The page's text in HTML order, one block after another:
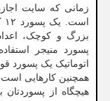
زمانی که سایت
بزرگ و کوچک،
پسورد منیجر
اتوماتیک یک پسورد
همچنین کارهایی است
هیچگاه از پسوردتان